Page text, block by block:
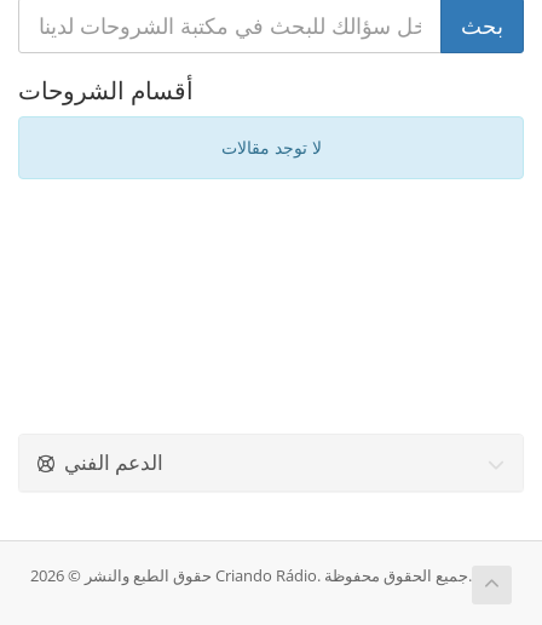
أقسام الشروحات
لا توجد مقالات
الدعم الفني
حقوق الطبع والنشر © 2026 Criando Rádio. جميع الحقوق محفوظة.